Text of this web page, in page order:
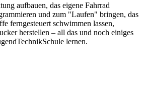
aufbauen, das eigene Fahrrad
und zum "Laufen" bringen, das
ferngesteuert schwimmen lassen,
herstellen – all das und noch einiges
lernen.